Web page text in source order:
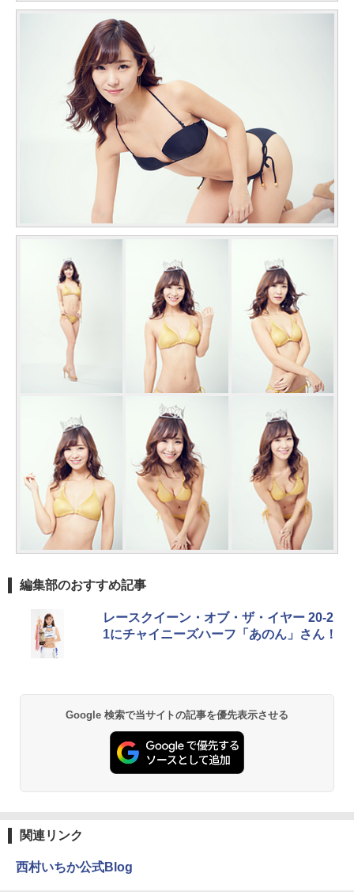
編集部のおすすめ記事
レースクイーン・オブ・ザ・イヤー 20-2
1にチャイニーズハーフ「あのん」さん！
Google 検索で当サイトの記事を優先表示させる
関連リンク
西村いちか公式Blog